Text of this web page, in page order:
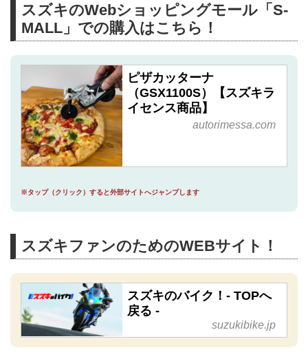
スズキのWebショッピングモール「S-
MALL」での購入はこちら！
ピザカッターナ
（GSX1100S）【スズキラ
イセンス商品】
autorimessa.com
※タップ（クリック）すると外部サイトへジャンプします
スズキファンのためのWEBサイト！
スズキのバイク！- TOPへ
戻る -
suzukibike.jp